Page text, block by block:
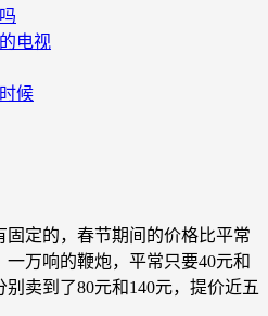
电视
候
固定的，春节期间的价格比平常
一万响的鞭炮，平常只要40元和
卖到了80元和140元，提价近五